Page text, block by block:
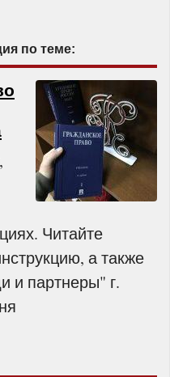
по теме:
Читайте
а также
и партнеры" г.